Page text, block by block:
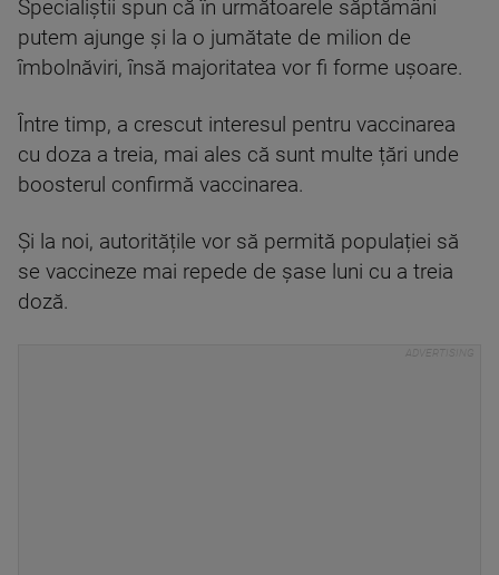
Specialiștii spun că în următoarele săptămâni
putem ajunge și la o jumătate de milion de
îmbolnăviri, însă majoritatea vor fi forme ușoare.
Între timp, a crescut interesul pentru vaccinarea
cu doza a treia, mai ales că sunt multe țări unde
boosterul confirmă vaccinarea.
Și la noi, autoritățile vor să permită populației să
se vaccineze mai repede de șase luni cu a treia
doză.